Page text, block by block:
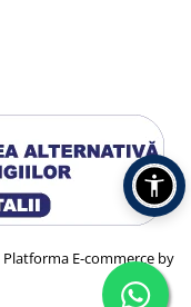
Platforma E-commerce by